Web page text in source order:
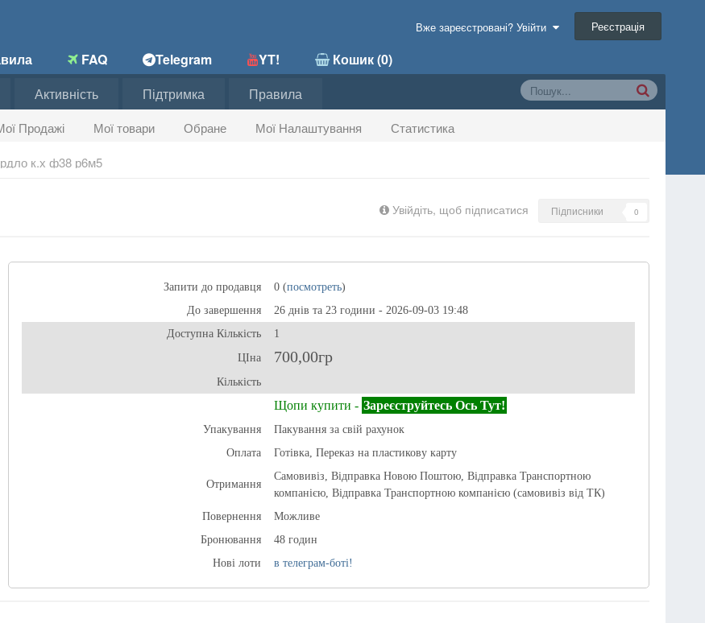
FAQ Telegram YT! Кошик (0)
Вже зареєстровані? Увійти Реєстрація
Продажі Мої товари Обране Мої Налаштування Статистика
Активність Підтримка Правила
к.х ф38 р6м5
Увійдіть, щоб підписатися Підписники 0
Запити до продавця 0 (посмотреть)
До завершення
26 днів та 23 години - 2026-09-03 19:48
Доступна Кількість
1
ЦІна
700,00гр
Кількість
Щопи купити - Зареєструйтесь Ось Тут!
Упакування
Пакування за свій рахунок
Оплата
Готівка, Переказ на пластикову карту
Отримання
Самовивіз, Відправка Новою Поштою, Відправка Транспортною
компанією, Відправка Транспортною компанією (самовивіз від ТК)
Повернення
Можливе
Бронювання
48 годин
Нові лоти
в телеграм-боті!